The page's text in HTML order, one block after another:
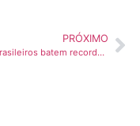
PRÓXIMO
Portos brasileiros batem recorde de movimentação em maio, com alta de 6,94%